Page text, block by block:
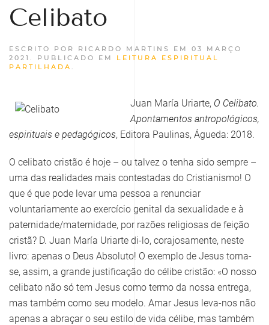
Celibato
ESCRITO POR RICARDO MARTINS EM 03 MARÇO
2021 . PUBLICADO EM LEITURA ESPIRITUAL
PARTILHADA .
Juan María Uriarte, O Celibato.
Apontamentos antropológicos,
espirituais e pedagógicos, Editora Paulinas, Águeda: 2018.
O celibato cristão é hoje – ou talvez o tenha sido sempre –
uma das realidades mais contestadas do Cristianismo! O
que é que pode levar uma pessoa a renunciar
voluntariamente ao exercício genital da sexualidade e à
paternidade/maternidade, por razões religiosas de feição
cristã? D. Juan María Uriarte di-lo, corajosamente, neste
livro: apenas o Deus Absoluto! O exemplo de Jesus torna-
se, assim, a grande justificação do célibe cristão: «O nosso
celibato não só tem Jesus como termo da nossa entrega,
mas também como seu modelo. Amar Jesus leva-nos não
apenas a abraçar o seu estilo de vida célibe, mas também